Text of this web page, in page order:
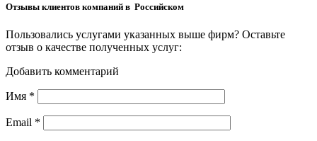
Отзывы клиентов компаний в Российском
Пользовались услугами указанных выше фирм? Оставьте
отзыв о качестве полученных услуг:
Добавить комментарий
Имя *
Email *